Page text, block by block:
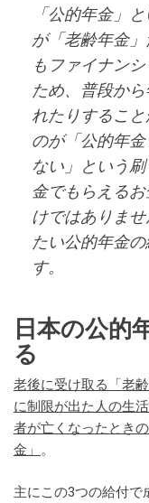
「公的年金」
が「老齢年金
もファイナン
ため、普段か
れたりするこ
のが「公的年
ない」という
金でもらえる
けではありま
たい公的年金
す。
日本の公的
る
老後に受け取る「老齢
に制限が出た人の生
者が亡くなったとき
金」 。
主にこの3つの給付